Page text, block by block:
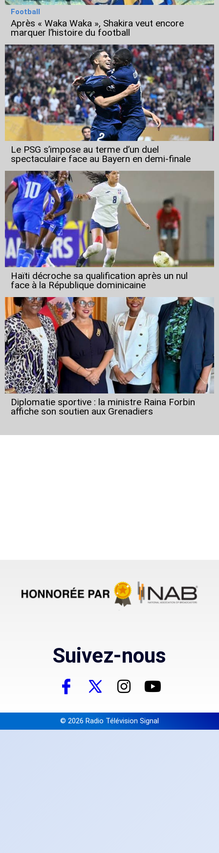
Football
Après « Waka Waka », Shakira veut encore
marquer l’histoire du football
Le PSG s’impose au terme d’un duel
spectaculaire face au Bayern en demi-finale
Haïti décroche sa qualification après un nul
face à la République dominicaine
Diplomatie sportive : la ministre Raina Forbin
affiche son soutien aux Grenadiers
Suivez-nous
© 2026 Radio Télévision Signal